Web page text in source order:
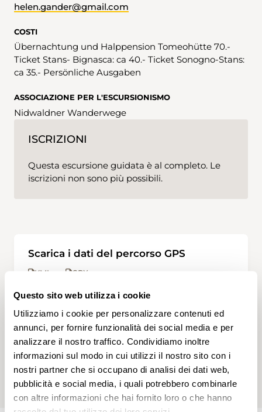
Questo sito web utilizza i cookie
Utilizziamo i cookie per personalizzare contenuti ed
annunci, per fornire funzionalità dei social media e per
analizzare il nostro traffico. Condividiamo inoltre
informazioni sul modo in cui utilizzi il nostro sito con i
nostri partner che si occupano di analisi dei dati web,
pubblicità e social media, i quali potrebbero combinarle
con altre informazioni che hai fornito loro o che hanno
helen.gander@gmail.com
COSTI
Übernachtung und Halppension Tomeohütte 70.-
Ticket Stans- Bignasca: ca 40.- Ticket Sonogno-Stans:
ca 35.- Persönliche Ausgaben
ASSOCIAZIONE PER L'ESCURSIONISMO
Nidwaldner Wanderwege
ISCRIZIONI
Questa escursione guidata è al completo. Le
iscrizioni non sono più possibili.
Scarica i dati del percorso GPS
KML GPX
APP SWISSTOPO
Apri questa escursione nell'app
swisstopo.